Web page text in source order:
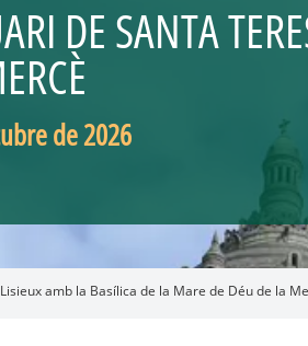
DE SANTA
de 2026
amb la Basílica de la Mare de Déu de la